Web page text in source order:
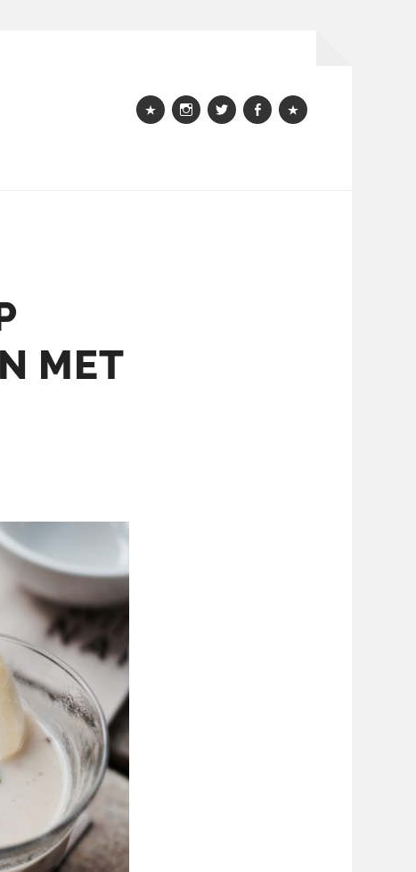
Webshopinstagram
TwitterFacebookBloglovin
MET